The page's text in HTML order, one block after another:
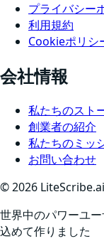
プライバシー
利用規約
Cookieポリシ
会社情報
私たちのスト
創業者の紹介
私たちのミッ
お問い合わせ
©2026
世界中のパワーユ
込めて作りました